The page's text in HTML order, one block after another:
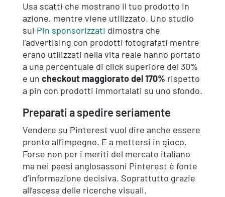
Usa scatti che mostrano il tuo prodotto in
azione, mentre viene utilizzato. Uno studio
sui Pin sponsorizzati dimostra che
l’advertising con prodotti fotografati mentre
erano utilizzati nella vita reale hanno portato
a una percentuale di click superiore del 30%
e un checkout maggiorato del 170% rispetto
a pin con prodotti immortalati su uno sfondo.
Preparati a spedire seriamente
Vendere su Pinterest vuol dire anche essere
pronto all’impegno. E a mettersi in gioco.
Forse non per i meriti del mercato italiano
ma nei paesi anglosassoni Pinterest è fonte
d’informazione decisiva. Soprattutto grazie
all’ascesa delle ricerche visuali.